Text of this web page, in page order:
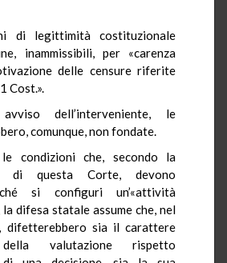
di legittimità costituzionale
inammissibili, per «carenza
delle censure riferite
Cost.».
dell’interveniente, le
comunque, non fondate.
le condizioni che, secondo la
di questa Corte, devono
si configuri un’«attività
difesa statale assume che, nel
difetterebbero sia il carattere
della valutazione rispetto